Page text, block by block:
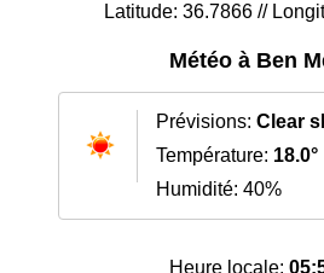
Latitude: 36.7866 //
Météo à Ben
Prévisions: Clear
Température: 18.0°
Humidité: 40%
Heure locale: